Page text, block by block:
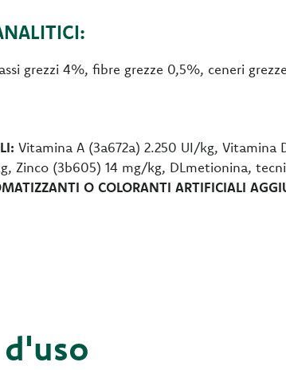
grezzi 4%, fibre grezze 0,5%, ceneri
Vitamina A (3a672a) 2.250 UI/kg,
Zinco (3b605) 14 mg/kg, DLmetionina,
O COLORANTI ARTIFICIALI